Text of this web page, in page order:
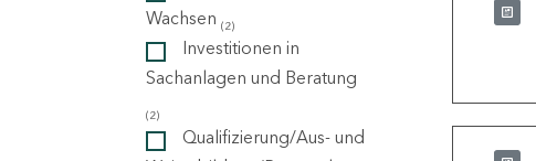
Wachsen (2)
Investitionen in
Sachanlagen und Beratung
(2)
Qualifizierung/Aus- und